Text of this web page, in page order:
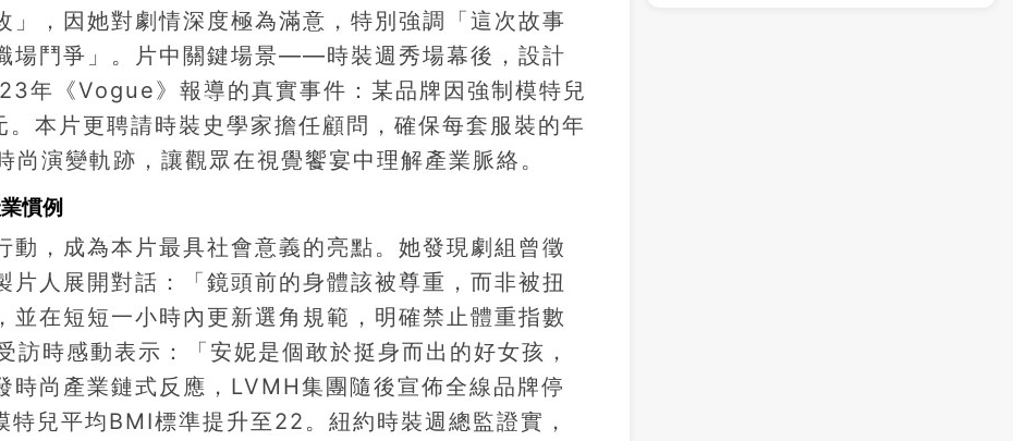
」，因她對劇情深度極為滿意，特別強調「這次故事
場鬥爭」。片中關鍵場景——時裝週秀場幕後，設計
年《Vogue》報導的真實事件：某品牌因強制模特兒
本片更聘請時裝史學家擔任顧問，確保每套服裝的年
演變軌跡，讓觀眾在視覺饗宴中理解產業脈絡。
慣例
，成為本片最具社會意義的亮點。她發現劇組曾徵
人展開對話：「鏡頭前的身體該被尊重，而非被扭
並在短短一小時內更新選角規範，明確禁止體重指數
時感動表示：「安妮是個敢於挺身而出的好女孩，
時尚產業鏈式反應，LVMH集團隨後宣佈全線品牌停
兒平均BMI標準提升至22。紐約時裝週總監證實，